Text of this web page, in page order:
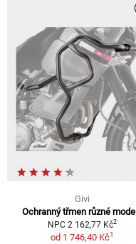
Givi
Ochranný třmen různé
NPC 2 162,77 Kč2
od 1 746,40 Kč1